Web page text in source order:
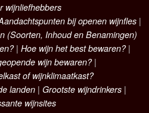
wijnliefhebbers
bij openen wijnfles |
(Soorten, Inhoud en Benamingen)
| Hoe wijn het best bewaren?|
wijn bewaren?|
of wijnklimaatkast?
landen | Grootste wijndrinkers |
wijnsites